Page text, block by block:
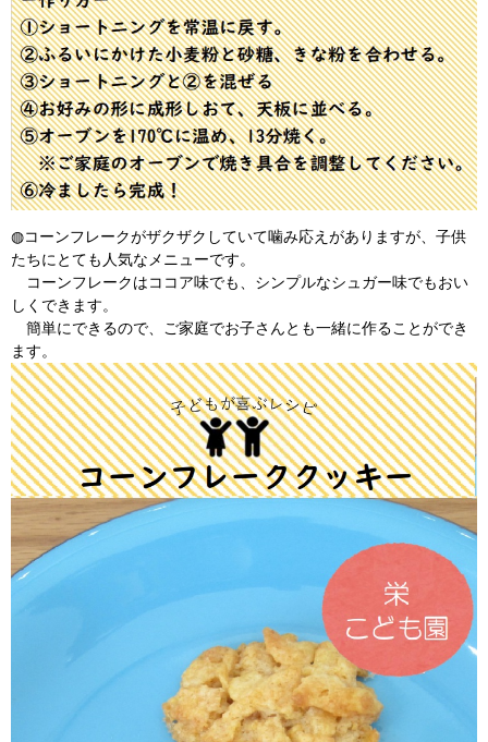
◍コーンフレークがザクザクしていて噛み応えがありますが、子供
たちにとても人気なメニューです。
コーンフレークはココア味でも、シンプルなシュガー味でもおい
しくできます。
簡単にできるので、ご家庭でお子さんとも一緒に作ることができ
ます。